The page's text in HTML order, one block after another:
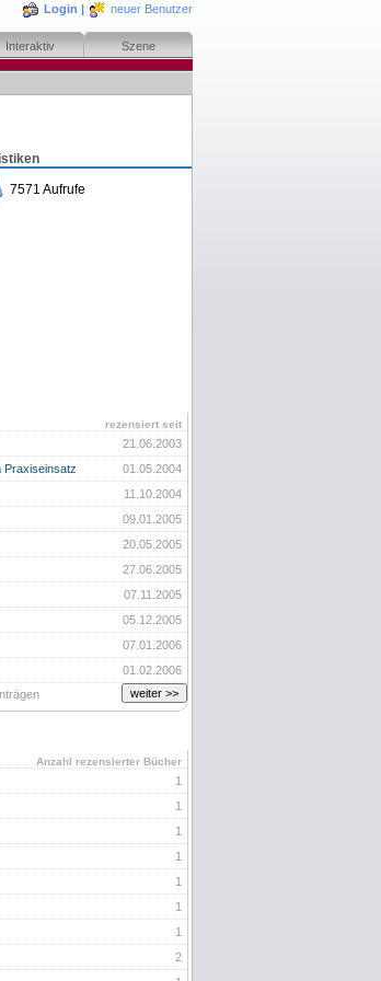
Login | neuer Benutzer
Interaktiv Szene
7571 Aufrufe
rezensiert seit
21.06.2003
01.05.2004
Praxiseinsatz
11.10.2004
09.01.2005
20.05.2005
27.06.2005
07.11.2005
05.12.2005
07.01.2006
01.02.2006
Anzahl rezensierter Bücher
1
1
1
1
1
1
1
2